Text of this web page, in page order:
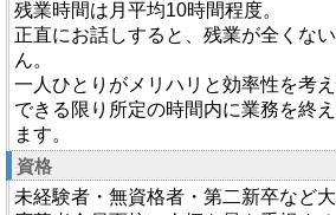
残業時間は月平均10時間程度。
正直にお話しすると、残業が全くな
ん。
一人ひとりがメリハリと効率性を考え
できる限り所定の時間内に業務を終
ます。
資格
未経験者・無資格者・第二新卒など大